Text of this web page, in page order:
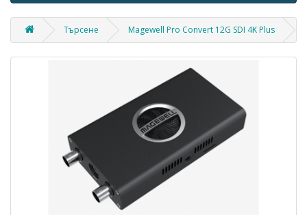
Търсене Magewell Pro Convert 12G SDI 4K Plus